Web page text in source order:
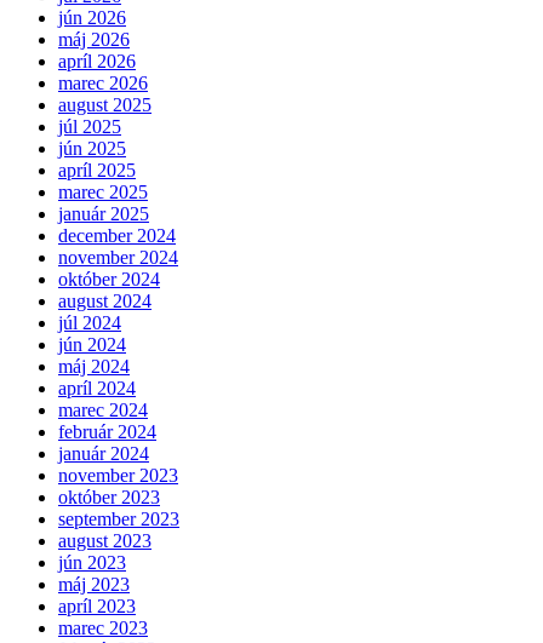
jún 2026
máj 2026
apríl 2026
marec 2026
august 2025
júl 2025
jún 2025
apríl 2025
marec 2025
január 2025
december 2024
november 2024
október 2024
august 2024
júl 2024
jún 2024
máj 2024
apríl 2024
marec 2024
február 2024
január 2024
november 2023
október 2023
september 2023
august 2023
jún 2023
máj 2023
apríl 2023
marec 2023